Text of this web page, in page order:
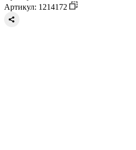
Артикул: 1214172